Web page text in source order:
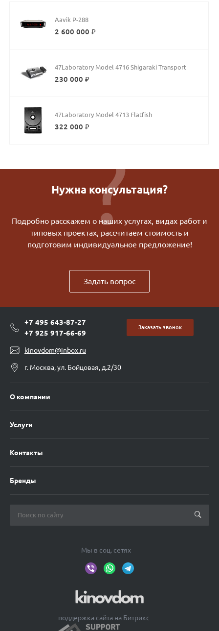
Aavik P-288
2 600 000 ₽
47Laboratory Model 4716 Shigaraki Transport
230 000 ₽
47Laboratory Model 4713 Flatfish
322 000 ₽
Нужна консультация?
Подробно расскажем о наших услугах, видах работ и
типовых проектах, рассчитаем стоимость и
подготовим индивидуальное предложение!
Задать вопрос
+7 495 643-87-27
+7 925 917-66-69
Заказать звонок
kinovdom@inbox.ru
г. Москва, ул. Бойцовая, д.2/30
О компании
Услуги
Контакты
Бренды
Мы в соц. сетях
поддержка сайта на Битрикс